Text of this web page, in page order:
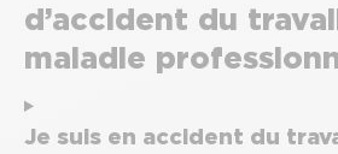
d’accident du
maladie
Je suis en accident du